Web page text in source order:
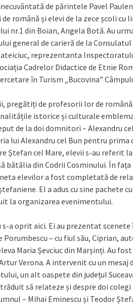
de părintele Pavel
română și elevi de la zece școli cu
nr.1 din Boian, Angela Botă. Au
general de carieră de la
reprezentanta
Cadrelor Didactice de Etnie
în Turism „Bucovina”
pregătiți de profesorii lor de
istorice și culturale
de la doi domnitori – Alexandru
lui Alexandru cel Bun pentru
Ștefan cel Mare, elevii s-au referit
bătălia din Codrii Cosminului. În
elevilor a fost completată de
El a adus cu sine pachete
la organizarea evenimentului.
a oprit aici. Ei au prezentat scenete
– cu fiul său, Ciprian,
Maria Șevciuc din Marșinți. Au
Verona. A intervenit cu un mesaj
un alt oaspete din județul
să relateze și despre doi
– Mihai Eminescu și Teodor